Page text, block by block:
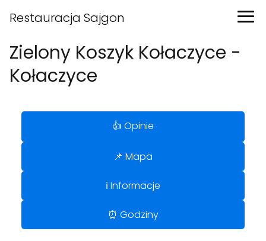
Restauracja Sajgon
Zielony Koszyk Kołaczyce -
Kołaczyce
👍 Opinie
📌 Mapa
ℹ️ Informacje
⏰ Godziny